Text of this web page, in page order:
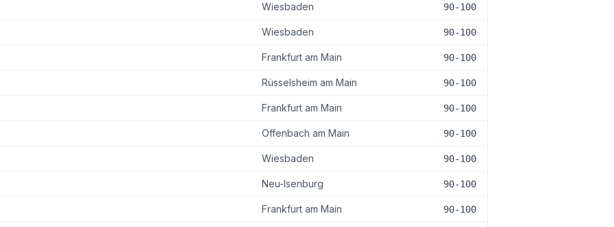
Wiesbaden 90-100
Wiesbaden 90-100
Frankfurt am Main 90-100
Rüsselsheim am Main 90-100
Frankfurt am Main 90-100
Offenbach am Main 90-100
Wiesbaden 90-100
Neu-Isenburg 90-100
Frankfurt am Main 90-100